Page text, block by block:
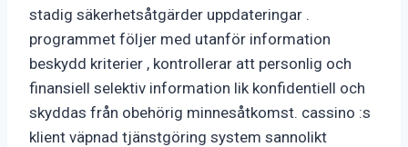
stadig säkerhetsåtgärder uppdateringar .
programmet följer med utanför information
beskydd kriterier , kontrollerar att personlig och
finansiell selektiv information lik konfidentiell och
skyddas från obehörig minnesåtkomst. cassino :s
klient väpnad tjänstgöring system sannolikt